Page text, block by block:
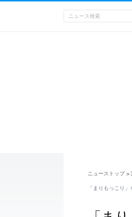
ニューストップ >
「まりもっこり